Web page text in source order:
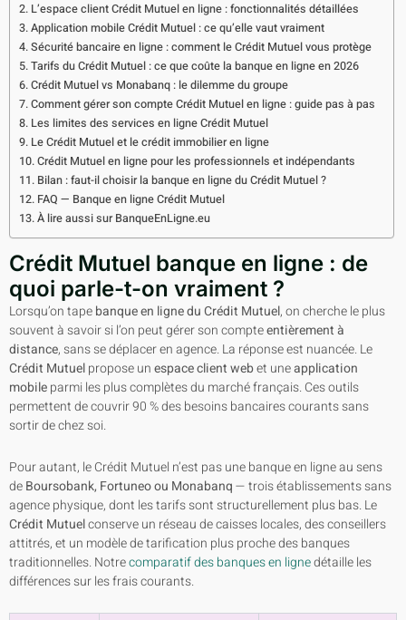
L’espace client Crédit Mutuel en ligne : fonctionnalités détaillées
Application mobile Crédit Mutuel : ce qu’elle vaut vraiment
Sécurité bancaire en ligne : comment le Crédit Mutuel vous protège
Tarifs du Crédit Mutuel : ce que coûte la banque en ligne en 2026
Crédit Mutuel vs Monabanq : le dilemme du groupe
Comment gérer son compte Crédit Mutuel en ligne : guide pas à pas
Les limites des services en ligne Crédit Mutuel
Le Crédit Mutuel et le crédit immobilier en ligne
Crédit Mutuel en ligne pour les professionnels et indépendants
Bilan : faut-il choisir la banque en ligne du Crédit Mutuel ?
FAQ — Banque en ligne Crédit Mutuel
À lire aussi sur BanqueEnLigne.eu
Crédit Mutuel banque en ligne : de
quoi parle-t-on vraiment ?
Lorsqu’on tapebanque en ligne du Crédit Mutuel, on cherche le plus
souvent à savoir si l’on peut gérer son compteentièrement à
distance, sans se déplacer en agence. La réponse est nuancée. Le
Crédit Mutuelpropose unespace client webet uneapplication
mobileparmi les plus complètes du marché français. Ces outils
permettent de couvrir 90 % des besoins bancaires courants sans
sortir de chez soi.
Pour autant, le Crédit Mutuel n’est pas une banque en ligne au sens
deBoursobank, Fortuneo ou Monabanq— trois établissements sans
agence physique, dont les tarifs sont structurellement plus bas. Le
Crédit Mutuelconserve un réseau de caisses locales, des conseillers
attitrés, et un modèle de tarification plus proche des banques
traditionnelles. Notrecomparatif des banques en lignedétaille les
différences sur les frais courants.